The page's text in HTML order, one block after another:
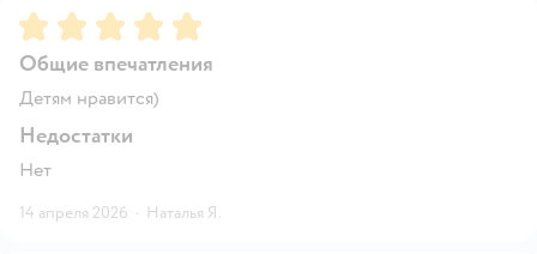
Рейтинг:5
Общие впечатления
Детям нравится)
Недостатки
Нет
14 апреля 2026 · Наталья Я.